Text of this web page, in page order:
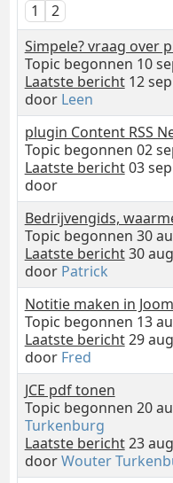
1
2
Simpele? vraag over
Topic begonnen 10
Laatste bericht12 sep
door Leen
plugin Content RSS
Topic begonnen 02
Laatste bericht03 sep
door
Bedrijvengids,
Topic begonnen 30
Laatste bericht30
door Patrick
Notitie maken in
Topic begonnen 13
Laatste bericht29
door Fred
JCE pdf tonen
Topic begonnen 20
Turkenburg
Laatste bericht23
doorWouter